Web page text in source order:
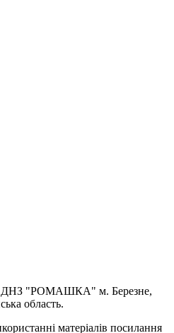
ДНЗ "РОМАШКА" м. Березне,
область.
матеріалів посилання